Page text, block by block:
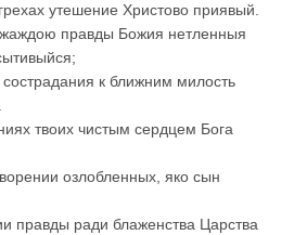
утешение Христово приявый.
правды Божия нетленныя
к ближним милость
твоих чистым сердцем Бога
озлобленных, яко сын
правды ради блаженства Царства